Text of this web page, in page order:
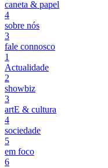
caneta & papel
4
sobre nós
3
fale connosco
1
Actualidade
2
showbiz
3
artE & cultura
4
sociedade
5
em foco
6